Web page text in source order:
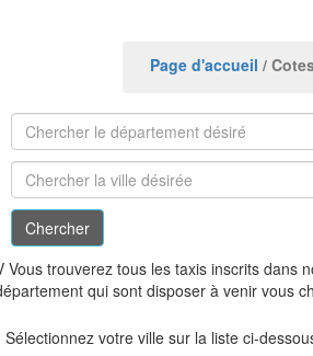
Page d'accueil /
Vous trouverez tous les taxis inscrits dans
qui sont disposer à venir vous
Sélectionnez votre ville sur la liste ci-